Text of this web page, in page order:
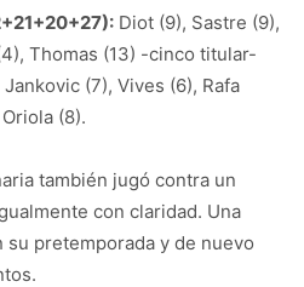
Diot (9), Sastre (9),
Thomas (13) -cinco titular-
(7), Vives (6), Rafa
(8).
también jugó contra un
con claridad. Una
pretemporada y de nuevo